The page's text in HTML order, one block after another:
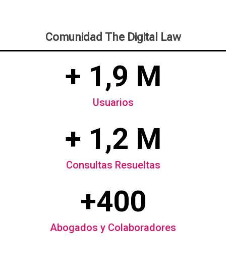
Comunidad The Digital Law
+ 1,9 M
Usuarios
+ 1,2 M
Consultas Resueltas
+400
Abogados y Colaboradores